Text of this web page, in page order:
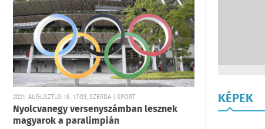
2021. AUGUSZTUS 18. 17:03, SZERDA | SPORT
Nyolcvanegy versenyszámban lesznek
magyarok a paralimpián
KÉPEK